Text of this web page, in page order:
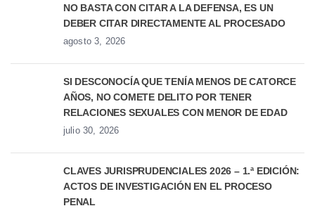
NO BASTA CON CITAR A LA DEFENSA, ES UN
DEBER CITAR DIRECTAMENTE AL PROCESADO
agosto 3, 2026
SI DESCONOCÍA QUE TENÍA MENOS DE CATORCE
AÑOS, NO COMETE DELITO POR TENER
RELACIONES SEXUALES CON MENOR DE EDAD
julio 30, 2026
CLAVES JURISPRUDENCIALES 2026 – 1.ª EDICIÓN:
ACTOS DE INVESTIGACIÓN EN EL PROCESO
PENAL